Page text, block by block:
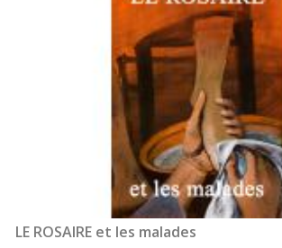
LE ROSAIRE et les malades